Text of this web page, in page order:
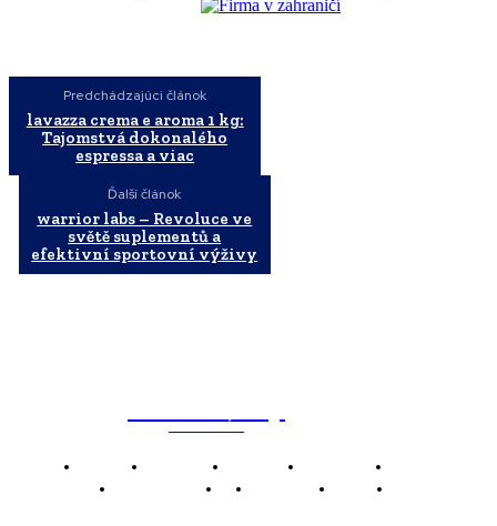
Predchádzajúci článok
lavazza crema e aroma 1 kg:
Tajomstvá dokonalého
espressa a viac
Ďalší článok
warrior labs – Revoluce ve
světě suplementů a
efektivní sportovní výživy
MAGAZÍN